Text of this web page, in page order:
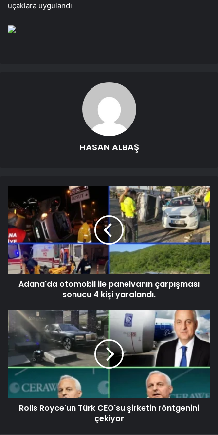
uçaklara uygulandı.
HASAN ALBAŞ
Adana'da otomobil ile panelvanın çarpışması
sonucu 4 kişi yaralandı.
Rolls Royce'un Türk CEO'su şirketin röntgenini
çekiyor